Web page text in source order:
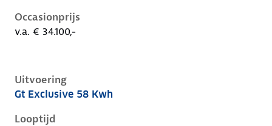
Occasionprijs
v.a. € 34.100,-
Uitvoering
Peugeot 408 i, 58 kwh, 157 kW, Elektrisch, 5 deuren
Gt Exclusive 58 Kwh
Looptijd